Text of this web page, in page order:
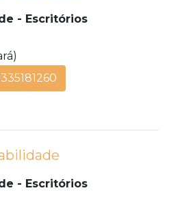
- Escritórios
- Escritórios